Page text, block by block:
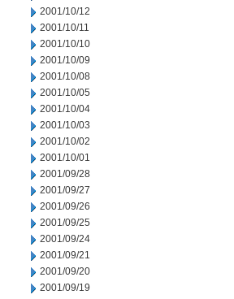
2001/10/12
2001/10/11
2001/10/10
2001/10/09
2001/10/08
2001/10/05
2001/10/04
2001/10/03
2001/10/02
2001/10/01
2001/09/28
2001/09/27
2001/09/26
2001/09/25
2001/09/24
2001/09/21
2001/09/20
2001/09/19